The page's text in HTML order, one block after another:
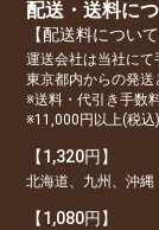
配送・送料に
【配送料について
運送会社は当社にて
東京都内からの発送
※送料・代引き手数
※11,000円以上(税込
【1,320円】
北海道、九州、沖縄
【1,080円】